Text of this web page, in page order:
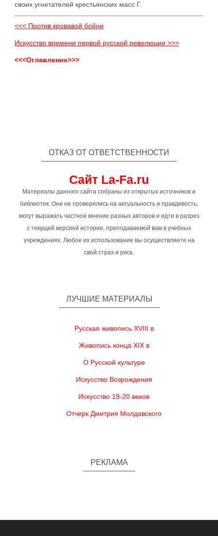
своих угнетателей крестьянских масс Г.
<<< Против кровавой бойни
Искусство времени первой русской революции >>>
<<<Оглавление>>>
ОТКАЗ ОТ ОТВЕТСТВЕННОСТИ
Сайт La-Fa.ru
Материалы данного сайта собраны из открытых источников и
библиотек. Они не проверялись на актуальность и правдивость,
могут выражать частное мнение разных авторов и идти в разрез
с текущей версией истории, преподаваемой вам в учебных
учреждениях. Любое их использование вы осуществляете на
свой страх и риск.
ЛУЧШИЕ МАТЕРИАЛЫ
Русская живопись XVIII в
Живопись конца XIX в
О Русской культуре
Искусство Возрождения
Искусство 19-20 веков
Отчерк Дмитрия Молдавского
РЕКЛАМА